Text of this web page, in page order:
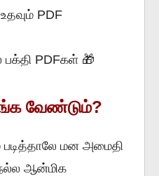
PDF
பக்தி PDFகள் 🎁
வேண்டும்?
படித்தாலே மன அமைதி
நல்ல ஆன்மிக